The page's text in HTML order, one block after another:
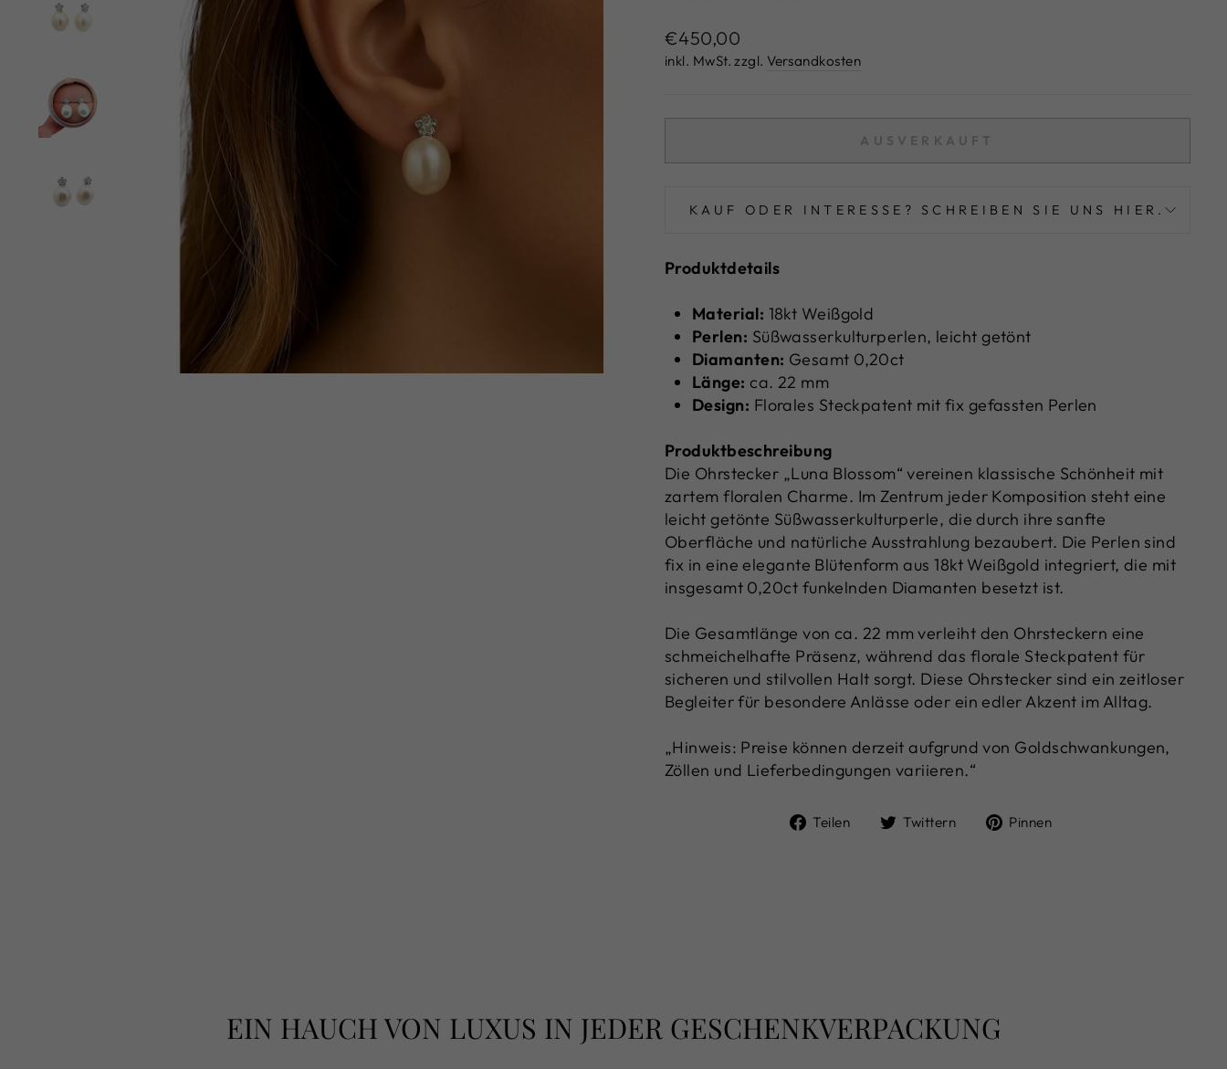
Normaler
Preis
€450,00
inkl. MwSt. zzgl. Versandkosten
AUSVERKAUFT
KAUF ODER INTERESSE? SCHREIBEN SIE UNS HIER.
Produktdetails
Material: 18kt Weißgold
Perlen: Süßwasserkulturperlen, leicht getönt
Diamanten: Gesamt 0,20ct
Länge: ca. 22 mm
Design: Florales Steckpatent mit fix gefassten Perlen
Produktbeschreibung
Die Ohrstecker „Luna Blossom“ vereinen klassische Schönheit mit
zartem floralen Charme. Im Zentrum jeder Komposition steht eine
leicht getönte Süßwasserkulturperle, die durch ihre sanfte
Oberfläche und natürliche Ausstrahlung bezaubert. Die Perlen sind
fix in eine elegante Blütenform aus 18kt Weißgold integriert, die mit
insgesamt 0,20ct funkelnden Diamanten besetzt ist.
Die Gesamtlänge von ca. 22 mm verleiht den Ohrsteckern eine
schmeichelhafte Präsenz, während das florale Steckpatent für
sicheren und stilvollen Halt sorgt. Diese Ohrstecker sind ein zeitloser
Begleiter für besondere Anlässe oder ein edler Akzent im Alltag.
„Hinweis: Preise können derzeit aufgrund von Goldschwankungen,
Zöllen und Lieferbedingungen variieren.“
Teilen
Auf
Twittern
Auf
Pinnen
EIN HAUCH VON LUXUS IN JEDER GESCHENKVERPACKUNG